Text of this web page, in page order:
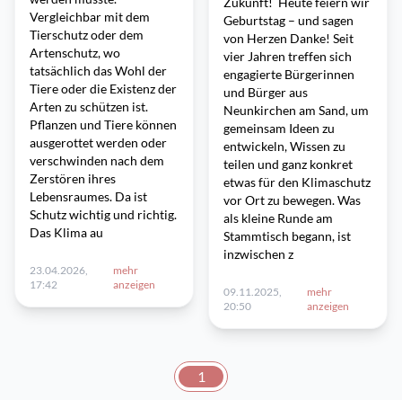
Vergleichbar mit dem
Tierschutz oder dem
Artenschutz, wo
tatsächlich das Wohl der
Tiere oder die Existenz der
Arten zu schützen ist.
Pflanzen und Tiere können
ausgerottet werden oder
verschwinden nach dem
Zerstören ihres
Lebensraumes. Da ist
Schutz wichtig und richtig.
Das Klima au
23.04.2026,
17:42
mehr
anzeigen
Geburtstag – und sagen
von Herzen Danke! Seit
vier Jahren treffen sich
engagierte Bürgerinnen
und Bürger aus
Neunkirchen am Sand, um
gemeinsam Ideen zu
entwickeln, Wissen zu
teilen und ganz konkret
etwas für den Klimaschutz
vor Ort zu bewegen. Was
als kleine Runde am
Stammtisch begann, ist
inzwischen z
09.11.2025,
20:50
mehr
anzeigen
1